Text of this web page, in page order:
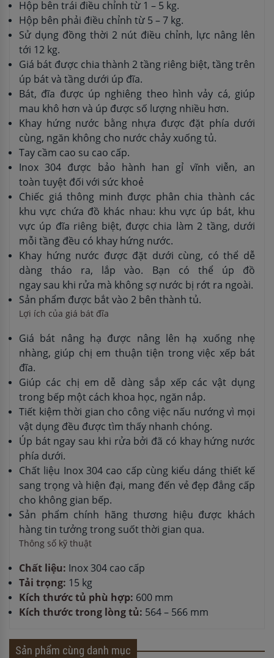
Hộp bên trái điều chỉnh từ 1 – 5 kg.
Hộp bên phải điều chỉnh từ 5 – 7 kg.
Sử dụng đồng thời 2 nút điều chỉnh, lực nâng lên
tới 12 kg.
Giá bát được chia thành 2 tầng riêng biệt, tầng trên
úp bát và tầng dưới úp đĩa.
Bát, đĩa được úp nghiêng theo hình vảy cá, giúp
mau khô hơn và úp được số lượng nhiều hơn.
Khay hứng nước bằng nhựa được đặt phía dưới
cùng, ngăn không cho nước chảy xuống tủ.
Tay cầm cao su cao cấp.
Inox 304 được bảo hành han gỉ vĩnh viễn, an
toàn tuyệt đối với sức khoẻ
Chiếc giá thông minh được phân chia thành các
khu vực chứa đồ khác nhau: khu vực úp bát, khu
vực úp đĩa riêng biệt, được chia làm 2 tầng, dưới
mỗi tầng đều có khay hứng nước.
Khay hứng nước được đặt dưới cùng, có thể dễ
dàng tháo ra, lắp vào. Bạn có thể úp đồ
ngay sau khi rửa mà không sợ nước bị rớt ra ngoài.
Sản phẩm được bắt vào 2 bên thành tủ.
Lợi ích của giá bát đĩa
Giá bát nâng hạ được nâng lên hạ xuống nhẹ
nhàng, giúp chị em thuận tiện trong việc xếp bát
đĩa.
Giúp các chị em dễ dàng sắp xếp các vật dụng
trong bếp một cách khoa học, ngăn nắp.
Tiết kiệm thời gian cho công việc nấu nướng vì mọi
vật dụng đều được tìm thấy nhanh chóng.
Úp bát ngay sau khi rửa bởi đã có khay hứng nước
phía dưới.
Chất liệu Inox 304 cao cấp cùng kiểu dáng thiết kế
sang trọng và hiện đại, mang đến vẻ đẹp đẳng cấp
cho không gian bếp.
Sản phẩm chính hãng thương hiệu được khách
hàng tin tưởng trong suốt thời gian qua.
Thông số kỹ thuật
Chất liệu: Inox 304 cao cấp
Tải trọng: 15 kg
Kích thước tủ phù hợp: 600 mm
Kích thước trong lòng tủ: 564 – 566 mm
Sản phẩm cùng danh mục